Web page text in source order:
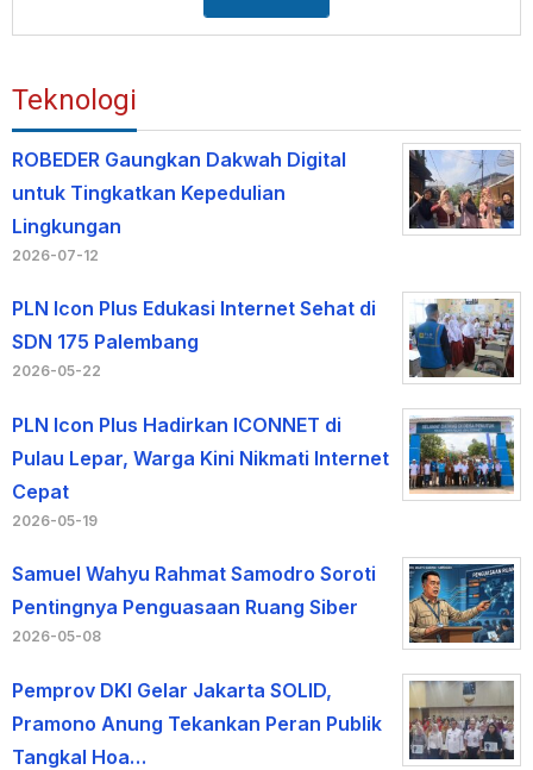
Teknologi
ROBEDER Gaungkan Dakwah Digital
untuk Tingkatkan Kepedulian
Lingkungan
2026-07-12
PLN Icon Plus Edukasi Internet Sehat di
SDN 175 Palembang
2026-05-22
PLN Icon Plus Hadirkan ICONNET di
Pulau Lepar, Warga Kini Nikmati Internet
Cepat
2026-05-19
Samuel Wahyu Rahmat Samodro Soroti
Pentingnya Penguasaan Ruang Siber
2026-05-08
Pemprov DKI Gelar Jakarta SOLID,
Pramono Anung Tekankan Peran Publik
Tangkal Hoa…